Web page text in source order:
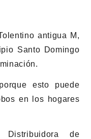
antigua M,
Santo Domingo
esto puede
en los hogares
de